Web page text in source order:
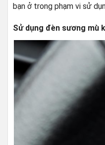
bạn ở trong phạm vi sử
Sử dụng đèn sương mù